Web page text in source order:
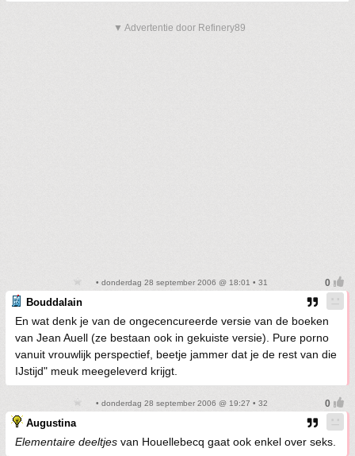
▼ Advertentie door Refinery89
• donderdag 28 september 2006 @ 18:01 • 31
Bouddalain
En wat denk je van de ongecencureerde versie van de boeken
van Jean Auell (ze bestaan ook in gekuiste versie). Pure porno
vanuit vrouwlijk perspectief, beetje jammer dat je de rest van die
IJstijd" meuk meegeleverd krijgt.
• donderdag 28 september 2006 @ 19:27 • 32
Augustina
Elementaire deeltjes van Houellebecq gaat ook enkel over seks.